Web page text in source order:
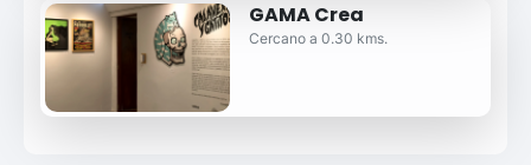
GAMA Crea
Cercano a 0.30 kms.